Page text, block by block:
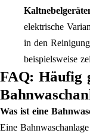
elektrische
in den
beispielsweise
FAQ: Häufig
Was ist eine
Eine